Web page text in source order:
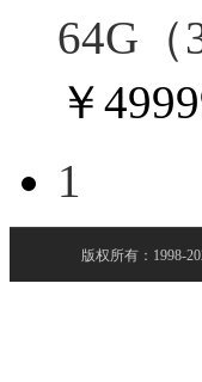
64G（
￥
1
版权所有：1998-